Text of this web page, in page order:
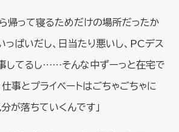
ら帰って寝るためだけの場所だったか
っぱいだし、日当たり悪いし、PCデス
してるし……そんな中ずーっと在宅で
事とプライベートはごちゃごちゃに
が落ちていくんです」